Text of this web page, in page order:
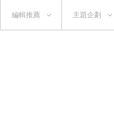
編輯推薦 主題企劃